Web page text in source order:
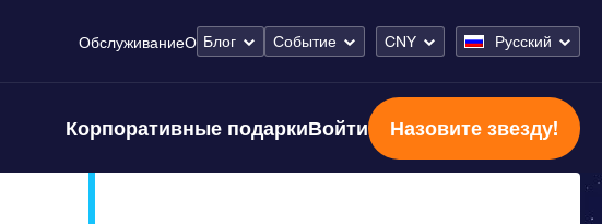
ОбслуживаниеО Блог Событие CNY Русский
Корпоративные подаркиВойти Назовите звезду!